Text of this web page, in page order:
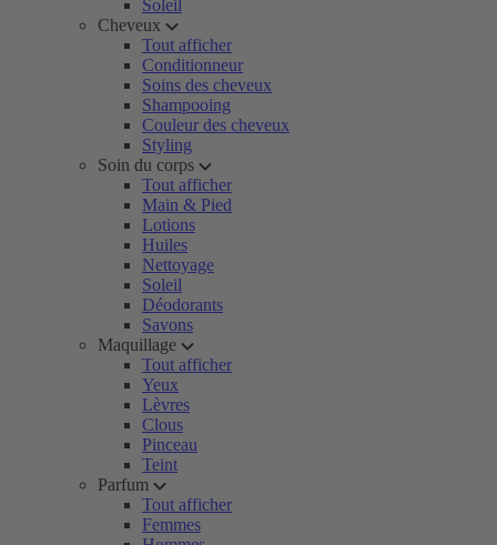
Soleil
Cheveux
Tout afficher
Conditionneur
Soins des cheveux
Shampooing
Couleur des cheveux
Styling
Soin du corps
Tout afficher
Main & Pied
Lotions
Huiles
Nettoyage
Soleil
Déodorants
Savons
Maquillage
Tout afficher
Yeux
Lèvres
Clous
Pinceau
Teint
Parfum
Tout afficher
Femmes